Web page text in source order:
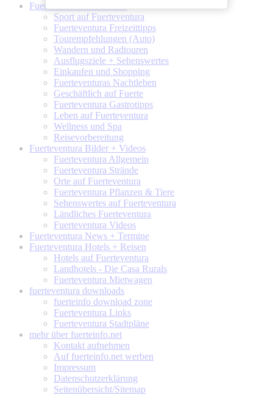
Fuerteventura
Sport auf Fuerteventura
Fuerteventura Freizeittipps
Tourempfehlungen (Auto)
Wandern und Radtouren
Ausflugsziele + Sehenswertes
Einkaufen und Shopping
Fuerteventuras Nachtleben
Geschäftlich auf Fuerte
Fuerteventura Gastrotipps
Leben auf Fuerteventura
Wellness und Spa
Reisevorbereitung
Fuerteventura Bilder + Videos
Fuerteventura Allgemein
Fuerteventura Strände
Orte auf Fuerteventura
Fuerteventura Pflanzen & Tiere
Sehenswertes auf Fuerteventura
Ländliches Fuerteventura
Fuerteventura Videos
Fuerteventura News + Termine
Fuerteventura Hotels + Reisen
Hotels auf Fuerteventura
Landhotels - Die Casa Rurals
Fuerteventura Mietwagen
fuerteventura downloads
fuerteinfo download zone
Fuerteventura Links
Fuerteventura Stadtpläne
mehr über fuerteinfo.net
Kontakt aufnehmen
Auf fuerteinfo.net werben
Impressum
Datenschutzerklärung
Seitenübersicht/Sitemap